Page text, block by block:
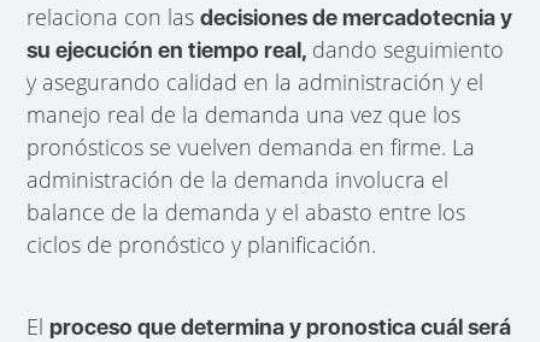
relaciona con lasdecisiones de mercadotecnia y
su ejecución en tiempo real, dando seguimiento
y asegurando calidad en la administración y el
manejo real de la demanda una vez que los
pronósticos se vuelven demanda en firme. La
administración de la demanda involucra el
balance de la demanda y el abasto entre los
ciclos de pronóstico y planificación.
Elproceso que determina y pronostica cuál será